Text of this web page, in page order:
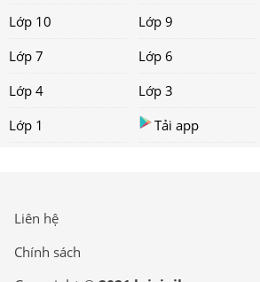
Lớp 10
Lớp 9
Lớp 7
Lớp 6
Lớp 4
Lớp 3
Lớp 1
Tải app
Liên hệ
Chính sách